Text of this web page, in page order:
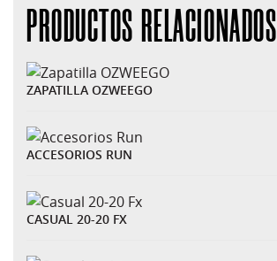
PRODUCTOS RELACIONADOS
ZAPATILLA OZWEEGO
ACCESORIOS RUN
CASUAL 20-20 FX